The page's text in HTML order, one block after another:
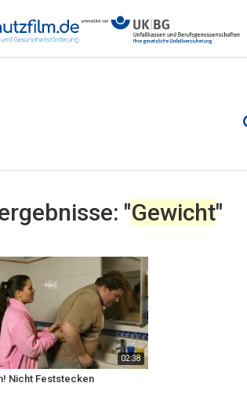
"Gewicht"
02:38
Nicht Feststecken